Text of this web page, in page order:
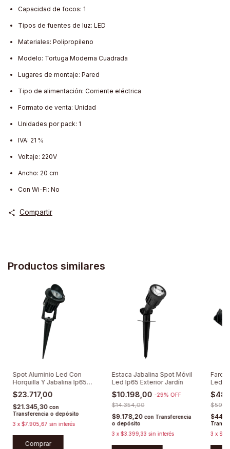
Capacidad de focos: 1
Tipos de fuentes de luz: LED
Materiales: Polipropileno
Modelo: Tortuga Moderna Cuadrada
Lugares de montaje: Pared
Tipo de alimentación: Corriente eléctrica
Formato de venta: Unidad
Unidades por pack: 1
IVA: 21 %
Voltaje: 220V
Ancho: 20 cm
Con Wi-Fi: No
Compartir
Productos similares
Spot Aluminio Led Con
Horquilla Y Jabalina Ip65
Exterior
$23.717,00
$21.345,30 con
Transferencia o depósito
3 x $7.905,67 sin interés
Comprar
Estaca Jabalina Spot Móvil
Led Ip65 Exterior Jardín
$10.198,00 -29% OFF
$14.354,00
$9.178,20 con Transferencia
o depósito
3 x $3.399,33 sin interés
Led
3 x